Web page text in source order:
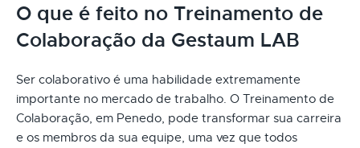
O que é feito no Treinamento de
Colaboração da Gestaum LAB
Ser colaborativo é uma habilidade extremamente
importante no mercado de trabalho. O Treinamento de
Colaboração, em Penedo, pode transformar sua carreira
e os membros da sua equipe, uma vez que todos